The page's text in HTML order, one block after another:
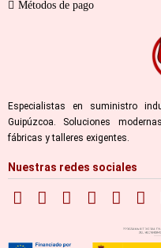
Métodos de pago
Especialistas en suministro
Guipúzcoa. Soluciones
fábricas y talleres exigentes.
Nuestras redes sociales